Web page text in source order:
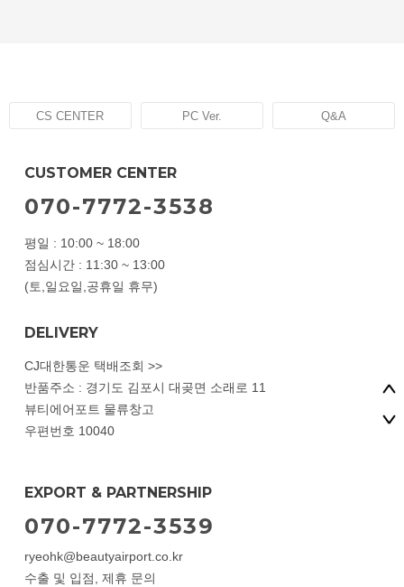
CS CENTER PC Ver. Q&A
CUSTOMER CENTER
070-7772-3538
평일 : 10:00 ~ 18:00
점심시간 : 11:30 ~ 13:00
(토,일요일,공휴일 휴무)
DELIVERY
CJ대한통운 택배조회 >>
반품주소 : 경기도 김포시 대곶면 소래로 11
뷰티에어포트 물류창고
우편번호 10040
EXPORT & PARTNERSHIP
070-7772-3539
ryeohk@beautyairport.co.kr
수출 및 입점, 제휴 문의